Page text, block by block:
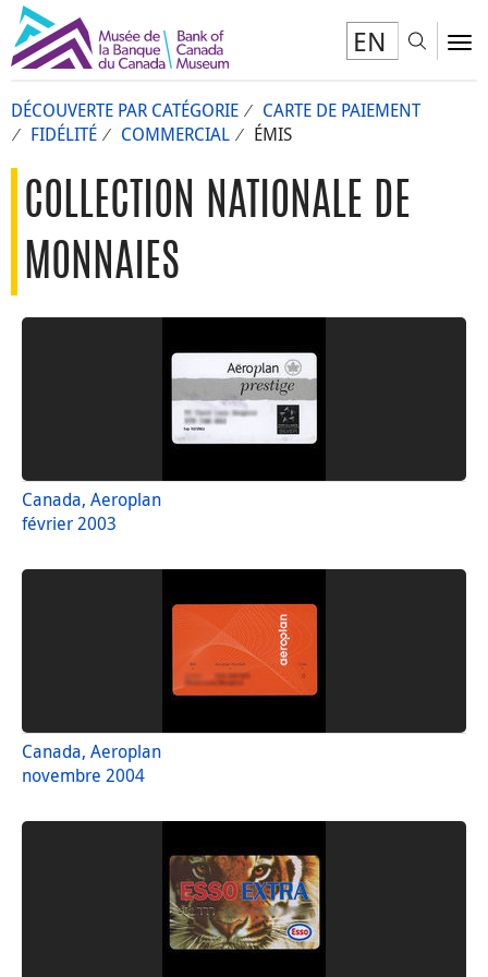
EN
DÉCOUVERTE PAR CATÉGORIE
CARTE DE PAIEMENT
FIDÉLITÉ
COMMERCIAL ÉMIS
COLLECTION NATIONALE DE
MONNAIES
Canada, Aeroplan
février 2003
Canada, Aeroplan
novembre 2004